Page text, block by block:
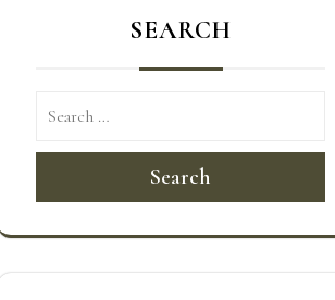
SEARCH
Search